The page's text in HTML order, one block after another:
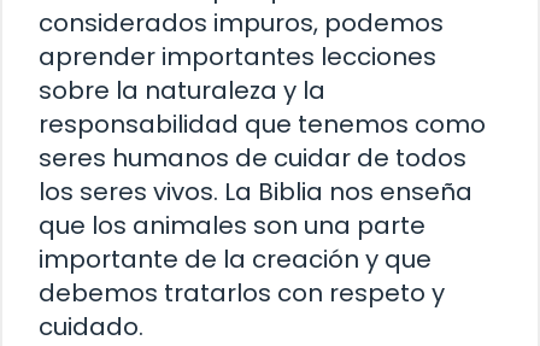
considerados impuros, podemos
aprender importantes lecciones
sobre la naturaleza y la
responsabilidad que tenemos como
seres humanos de cuidar de todos
los seres vivos. La Biblia nos enseña
que los animales son una parte
importante de la creación y que
debemos tratarlos con respeto y
cuidado.